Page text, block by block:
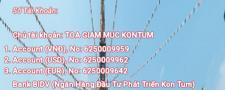
Số Tài Khoản:
Chủ tài khoản:TOA GIAM MUC KONTUM
Account (VNĐ), No: 6250009959
Account (USD), No: 6250009962
Account (EUR), No: 6250009642
Bank BIDV (Ngân Hàng Đầu Tư Phát Triển Kon Tum)